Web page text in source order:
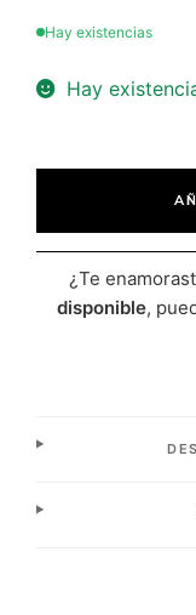
Hay existencias
Hay
¿Te
disponible,